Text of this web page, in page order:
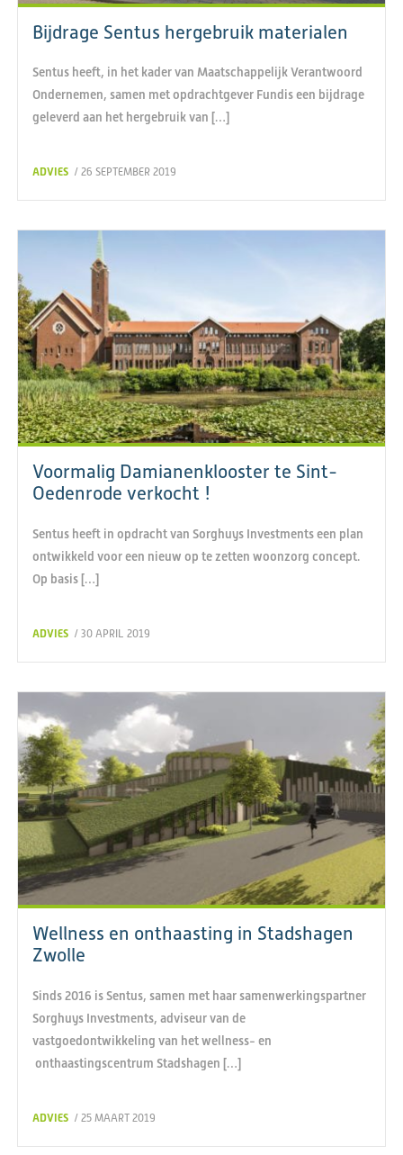
Bijdrage Sentus hergebruik materialen
Sentus heeft, in het kader van Maatschappelijk Verantwoord
Ondernemen, samen met opdrachtgever Fundis een bijdrage
geleverd aan het hergebruik van […]
ADVIES / 26 SEPTEMBER 2019
Voormalig Damianenklooster te Sint-
Oedenrode verkocht !
Sentus heeft in opdracht van Sorghuys Investments een plan
ontwikkeld voor een nieuw op te zetten woonzorg concept.
Op basis […]
ADVIES / 30 APRIL 2019
Wellness en onthaasting in Stadshagen
Zwolle
Sinds 2016 is Sentus, samen met haar samenwerkingspartner
Sorghuys Investments, adviseur van de
vastgoedontwikkeling van het wellness- en
onthaastingscentrum Stadshagen […]
ADVIES / 25 MAART 2019